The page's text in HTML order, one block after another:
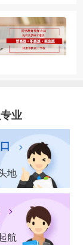
业
口 >
地
>
航